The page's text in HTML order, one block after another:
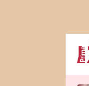
Horoskopy